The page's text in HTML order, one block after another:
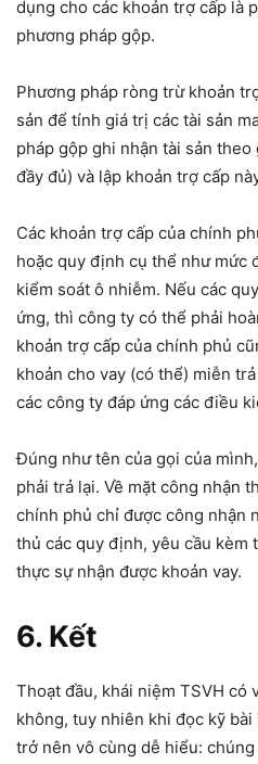
dụng cho các khoản trợ cấp là
phương pháp gộp.
Phương pháp ròng trừ khoản
sản để tính giá trị các tài sản
pháp gộp ghi nhận tài sản
đầy đủ) và lập khoản trợ cấp
Các khoản trợ cấp của chính
hoặc quy định cụ thể như mức
kiểm soát ô nhiễm. Nếu các
ứng, thì công ty có thể phải
khoản trợ cấp của chính phủ
khoản cho vay (có thể) miễn
các công ty đáp ứng các điều
Đúng như tên của gọi của
phải trả lại. Về mặt công nhận
chính phủ chỉ được công nhận
thủ các quy định, yêu cầu kèm
thực sự nhận được khoản vay.
6. Kết
Thoạt đầu, khái niệm TSVH có
không, tuy nhiên khi đọc kỹ
trở nên vô cùng dễ hiểu: